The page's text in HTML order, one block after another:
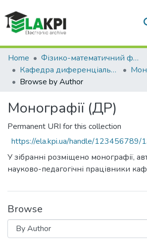
Communities & Collections
All of DSpace
Home
Фізико-математичний факультет (ФМФ)
Кафедра диференціальних рівнянь (ДР)
Browse by Author
Монографії (ДР)
Permanent URI for this collection
https://ela.kpi.ua/handle/123456789/
У зібранні розміщено монографії,
науково-педагогічні працівники
Browse